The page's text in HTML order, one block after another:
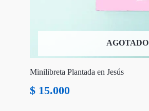
AGOTADO
Minilibreta Plantada en Jesús
$ 15.000